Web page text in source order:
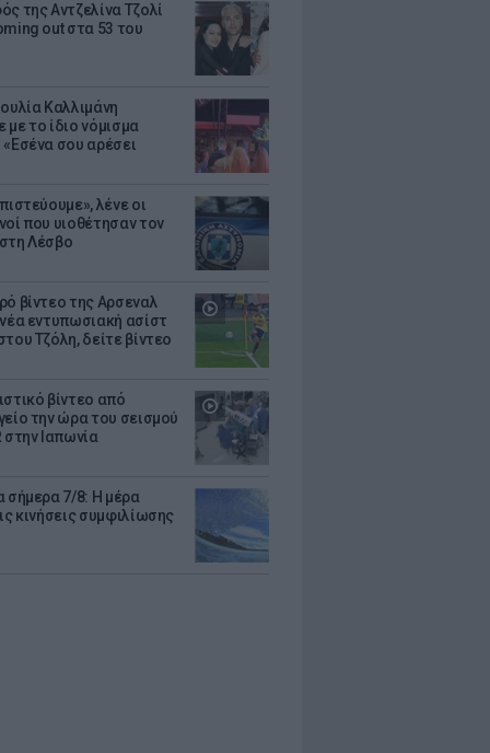
της Αντζελίνα Τζολί
out στα 53 του
Καλλιμάνη
το ίδιο νόμισμα
σου αρέσει
λένε οι
που υιοθέτησαν τον
Λέσβο
βίντεο της Αρσεναλ
εντυπωσιακή ασίστ
Τζόλη, δείτε βίντεο
βίντεο από
την ώρα του σεισμού
στην Ιαπωνία
σήμερα 7/8: Η μέρα
κινήσεις συμφιλίωσης